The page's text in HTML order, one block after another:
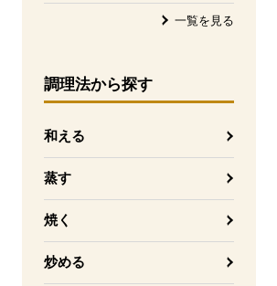
一覧を見る
調理法から探す
和える
蒸す
焼く
炒める